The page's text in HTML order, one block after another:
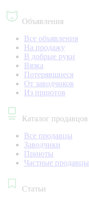
Объявления
Все объявления
На продажу
В добрые руки
Вязка
Потерявшиеся
От заводчиков
Из приютов
Каталог продавцов
Все продавцы
Заводчики
Приюты
Частные продавцы
Статьи